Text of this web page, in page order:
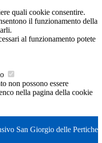
quali cookie consentire.
il funzionamento della
al funzionamento potete
non possono essere
nella pagina della cookie
San Giorgio delle Pertiche